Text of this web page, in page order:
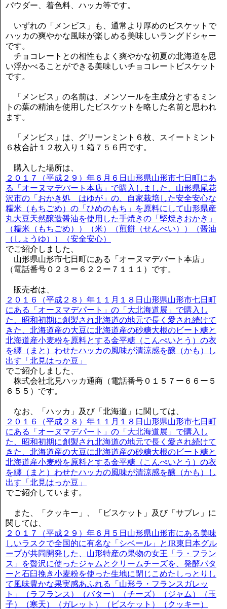
パウダー、着色料、ハッカ等です。
いずれの「メンビス」も、通常より厚めのビスケットで
ハッカの爽やかな風味が楽しめる美味しいラングドシャー
です。
チョコレートとの相性もよく爽やかな初夏の北海道を思
い浮かべることができる美味しいチョコレートビスケット
です。
「メンビス」の名前は、メンソールを主成分とするミン
トの葉の精油を使用したビスケットを略した名前と思われ
ます。
「メンビス」は、グリーンミント６枚、スイートミント
６枚合計１２枚入り１箱７５６円です。
購入した場所は、
２０１７（平成２９）年６月６日山形県山形市七日町にあ
る「オーヌマデパート本店」で購入しました、山形県尾花
沢市の「おかき処 はゆが」の、自家栽培した安全安心な
糯米（もちごめ）の「ひめのもち」を原料にして山形県産
丸大豆天然醸造醤油を使用した手焼きの「堅焼きおかき」
（糯米（もちごめ））（米）（煎餅（せんべい））（醤油
（しょうゆ））（安全安心）
でご紹介しました、
山形県山形市七日町にある「オーヌマデパート本店」
（電話番号０２３ー６２２ー７１１１）です。
販売者は、
２０１６（平成２８）年１１月１８日山形県山形市七日町
にある「オーヌマデパート」の「大北海道展」で購入し
た、昭和初期に創製され北海道の地元で長く愛され続けて
きた、北海道産の大豆に北海道産の砂糖大根のビート糖と
北海道産小麦粉を原料とする金平糖（こんぺいとう）の衣
を纏（まと）わせたハッカの風味が清涼感を醸（かも）し
出す「北見はっか豆」
でご紹介しました、
株式会社北見ハッカ通商（電話番号０１５７ー６６ー５
６５５）です。
なお、「ハッカ」及び「北海道」に関しては、
２０１６（平成２８）年１１月１８日山形県山形市七日町
にある「オーヌマデパート」の「大北海道展」で購入し
た、昭和初期に創製され北海道の地元で長く愛され続けて
きた、北海道産の大豆に北海道産の砂糖大根のビート糖と
北海道産小麦粉を原料とする金平糖（こんぺいとう）の衣
を纏（まと）わせたハッカの風味が清涼感を醸（かも）し
出す「北見はっか豆」
でご紹介しています。
また、「クッキー」、「ビスケット」及び「サブレ」に
関しては、
２０１７（平成２９）年６月５日山形県山形市にある美味
しいラスクで全国的に有名な「シベール」とJR東日本グル
ープが共同開発した、山形特産の果物の女王「ラ・フラン
ス」を贅沢に使ったジャムとクリームチーズを、発酵バタ
ーと石臼挽き小麦粉を使った生地に閉じこめたしっとりし
て風味豊かな果実感あふれる「山形ラ・フランスガレッ
ト」（ラフランス）（バター）（チーズ）（ジャム）（玉
子）（寒天）（ガレット）（ビスケット）（クッキー）